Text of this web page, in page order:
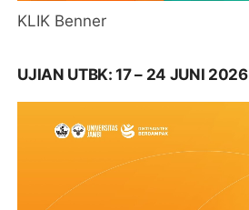
KLIK Benner
UJIAN UTBK: 17 – 24 JUNI 2026